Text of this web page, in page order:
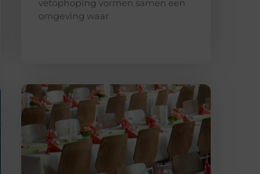
vetophoping vormen samen een
omgeving waar